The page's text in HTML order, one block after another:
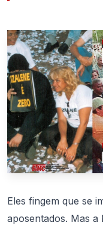
Eles fingem que se
aposentados. Mas